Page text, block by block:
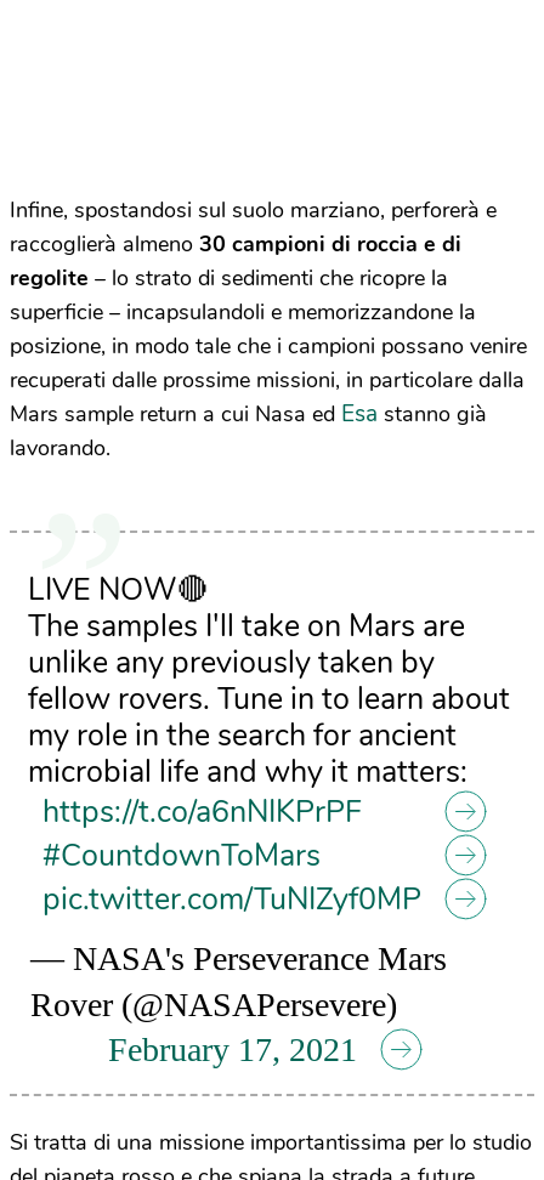
Infine, spostandosi sul suolo marziano, perforerà e
raccoglierà almeno 30 campioni di roccia e di
regolite – lo strato di sedimenti che ricopre la
superficie – incapsulandoli e memorizzandone la
posizione, in modo tale che i campioni possano venire
recuperati dalle prossime missioni, in particolare dalla
Mars sample return a cui Nasa ed Esa stanno già
lavorando.
LIVE NOW🔴
The samples I'll take on Mars are
unlike any previously taken by
fellow rovers. Tune in to learn about
my role in the search for ancient
microbial life and why it matters:
https://t.co/a6nNIKPrPF
#CountdownToMars
pic.twitter.com/TuNIZyf0MP
— NASA's Perseverance Mars
Rover (@NASAPersevere)
February 17, 2021
Si tratta di una missione importantissima per lo studio